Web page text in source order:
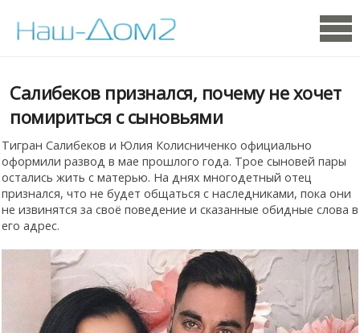
Салибеков признался, почему не хочет
помириться с сыновьями
Тигран Салибеков и Юлия Колисниченко официально
оформили развод в мае прошлого года. Трое сыновей пары
остались жить с матерью. На днях многодетный отец
признался, что не будет общаться с наследниками, пока они
не извинятся за своё поведение и сказанные обидные слова в
его адрес.